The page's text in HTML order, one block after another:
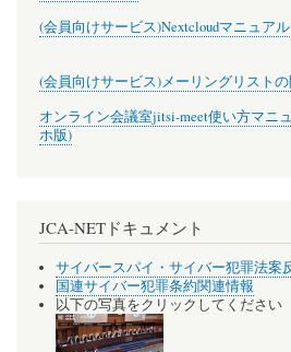
(会員向けサービス)Nextcloudマニュアル
(会員向けサービス)メーリングリスト
オンライン会議室jitsi-meet使い方マニ
ホ版)
JCA-NETドキュメント
サイバースパイ・サイバー犯罪法案
国連サイバー犯罪条約関連情報
以下の写真をクリックしてください